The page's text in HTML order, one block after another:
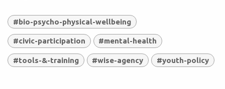
#bio-psycho-physical-wellbeing
#civic-participation #mental-health
#tools-&-training #wise-agency #youth-policy